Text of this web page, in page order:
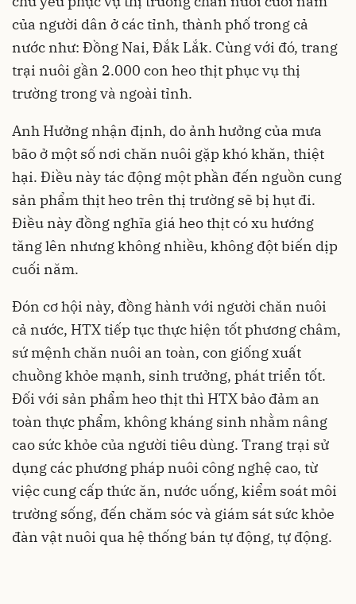
của người dân ở các tỉnh, thành phố trong cả
nước như: Đồng Nai, Đắk Lắk. Cùng với đó, trang
trại nuôi gần 2.000 con heo thịt phục vụ thị
trường trong và ngoài tỉnh.
Anh Hưởng nhận định, do ảnh hưởng của mưa
bão ở một số nơi chăn nuôi gặp khó khăn, thiệt
hại. Điều này tác động một phần đến nguồn cung
sản phẩm thịt heo trên thị trường sẽ bị hụt đi.
Điều này đồng nghĩa giá heo thịt có xu hướng
tăng lên nhưng không nhiều, không đột biến dịp
cuối năm.
Đón cơ hội này, đồng hành với người chăn nuôi
cả nước, HTX tiếp tục thực hiện tốt phương châm,
sứ mệnh chăn nuôi an toàn, con giống xuất
chuồng khỏe mạnh, sinh trưởng, phát triển tốt.
Đối với sản phẩm heo thịt thì HTX bảo đảm an
toàn thực phẩm, không kháng sinh nhằm nâng
cao sức khỏe của người tiêu dùng. Trang trại sử
dụng các phương pháp nuôi công nghệ cao, từ
việc cung cấp thức ăn, nước uống, kiểm soát môi
trường sống, đến chăm sóc và giám sát sức khỏe
đàn vật nuôi qua hệ thống bán tự động, tự động.